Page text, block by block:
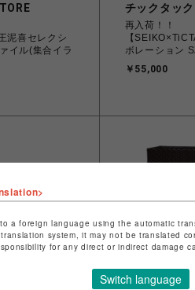
泥喜セレクシ
イル(集合イラ
チックタック
再入荷！！
【
ボレーション
￥55,000
a foreign language using the automatic
system, it may not be translated
for any direct or indirect damage
Switch language